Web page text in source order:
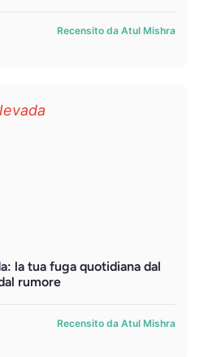
Recensito da Atul Mishra
la tua fuga quotidiana dal
rumore
Recensito da Atul Mishra